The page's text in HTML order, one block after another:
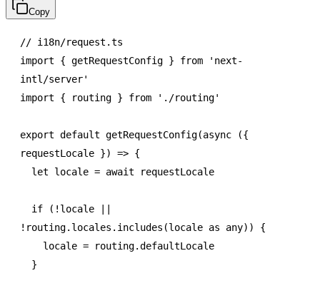
Copy
// i18n/request.ts
import { getRequestConfig } from 'next-
intl/server'
import { routing } from './routing'
export default getRequestConfig(async ({
requestLocale }) => {
  let
locale = await requestLocale
  if
( ! locale
! routing. locales .includes (locale as any)) {
    locale
= routing.defaultLocale
  }